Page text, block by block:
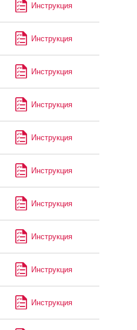
Инструкция
Инструкция
Инструкция
Инструкция
Инструкция
Инструкция
Инструкция
Инструкция
Инструкция
Инструкция